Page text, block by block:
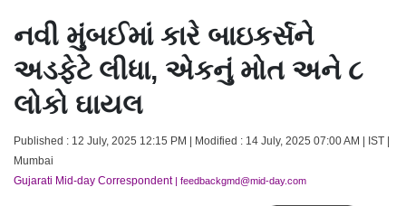
નવી મુંબઈમાં કારે બાઇકર્સને
અડફેટે લીધા, એકનું મોત અને ૮
લોકો ઘાયલ
Published : 12 July, 2025 12:15 PM | Modified : 14 July, 2025 07:00 AM | IST |
Mumbai
Gujarati Mid-day Correspondent| feedbackgmd@mid-day.com